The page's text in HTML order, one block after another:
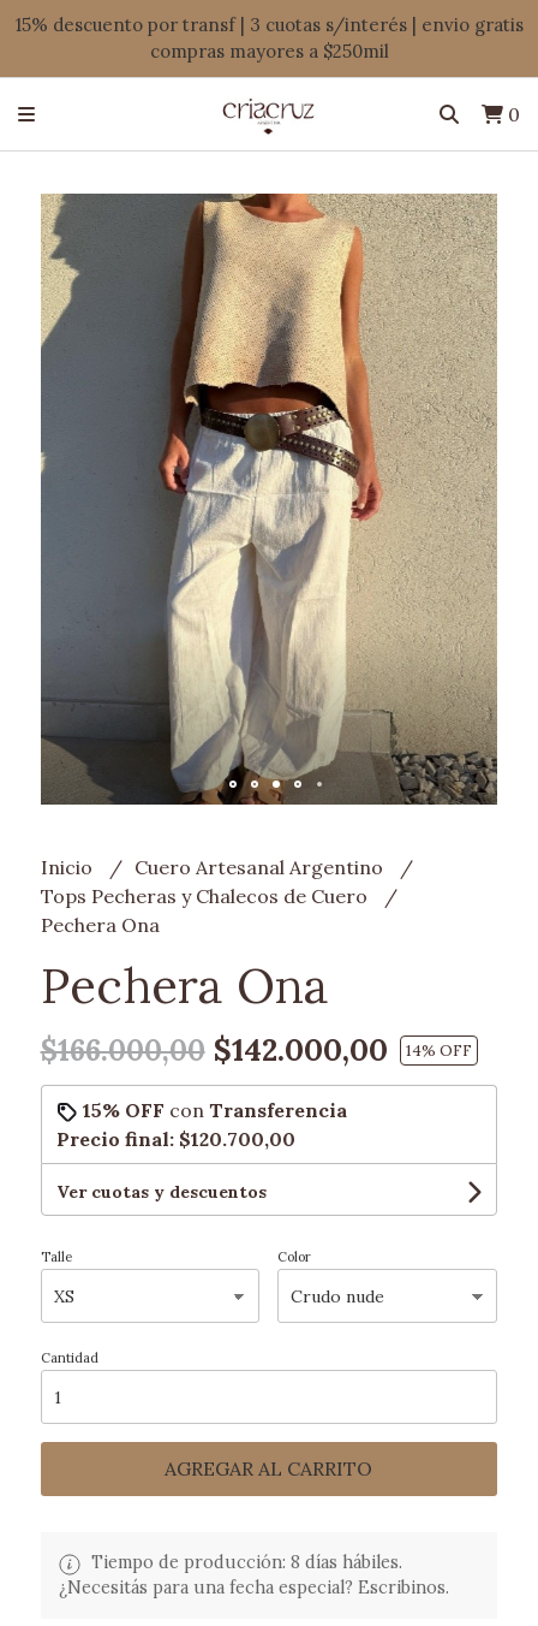
15% descuento por transf | 3 cuotas s/interés | envio gratis
compras mayores a $250mil
0
Inicio
Cuero Artesanal Argentino
Tops Pecheras y Chalecos de Cuero
Pechera Ona
Pechera Ona
$166.000,00$142.000,00 14% OFF
15% OFF con Transferencia
Precio final: $120.700,00
Ver cuotas y descuentos
Talle Color
Cantidad
AGREGAR AL CARRITO
Tiempo de producción: 8 días hábiles.
¿Necesitás para una fecha especial? Escribinos.